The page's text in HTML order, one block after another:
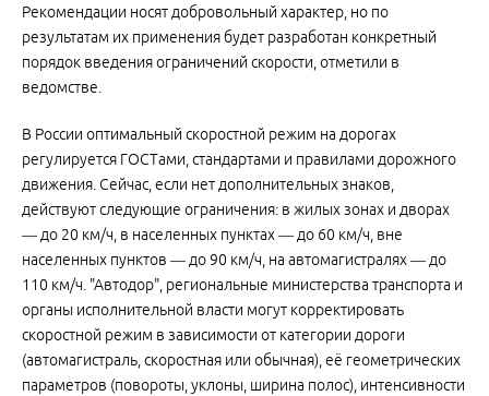
Рекомендации носят добровольный характер, но по
результатам их применения будет разработан конкретный
порядок введения ограничений скорости, отметили в
ведомстве.
В России оптимальный скоростной режим на дорогах
регулируется ГОСТами, стандартами и правилами дорожного
движения. Сейчас, если нет дополнительных знаков,
действуют следующие ограничения: в жилых зонах и дворах
— до 20 км/ч, в населенных пунктах — до 60 км/ч, вне
населенных пунктов — до 90 км/ч, на автомагистралях — до
110 км/ч. "Автодор", региональные министерства транспорта и
органы исполнительной власти могут корректировать
скоростной режим в зависимости от категории дороги
(автомагистраль, скоростная или обычная), её геометрических
параметров (повороты, уклоны, ширина полос), интенсивности